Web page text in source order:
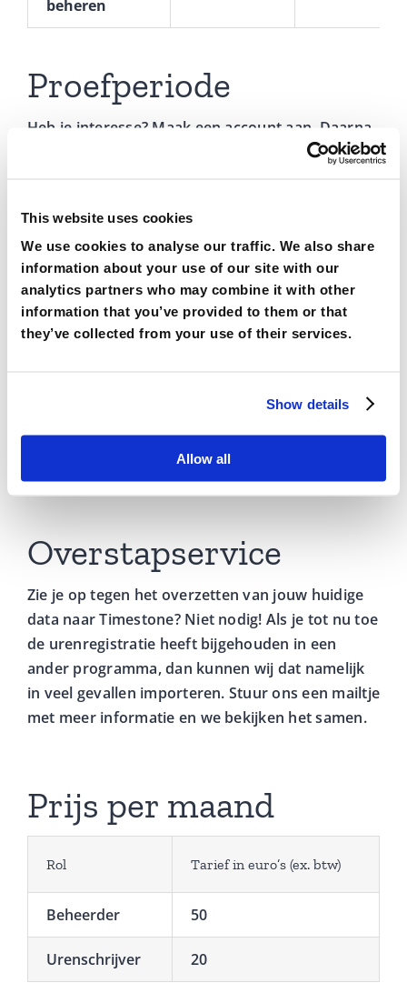
This website uses cookies
We use cookies to analyse our traffic. We also share
information about your use of our site with our
analytics partners who may combine it with other
information that you’ve provided to them or that
they’ve collected from your use of their services.
Show details
Allow all
beheren
Proefperiode
Heb je interesse? Maak een account aan. Daarna
direct van start.
zonder kosten.
Voor het einde van het proefabonnement nemen
we contact met je op, om te vragen of je het
abonnement wilt voortzetten. Na afloop van de
proefperiode wordt het abonnement
proefperiode altijd stopzetten. Ook na de
proefperiode blijft het abonnement maandelijks
opzegbaar, zodat je nooit ergens aan vast zit.
Overstapservice
Zie je op tegen het overzetten van jouw huidige
data naar Timestone? Niet nodig! Als je tot nu toe
de urenregistratie heeft bijgehouden in een
ander programma, dan kunnen wij dat namelijk
in veel gevallen importeren. Stuur ons een mailtje
met meer informatie en we bekijken het samen.
Prijs per maand
Rol Tarief in euro’s (ex. btw)
Beheerder 50
Urenschrijver 20